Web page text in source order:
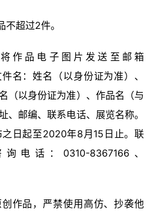
超过2件。
作品电子图片发送至邮箱
名：姓名（以身份证为准）、
（以身份证为准）、作品名（与
、邮编、联系电话、展览名称。
日起至2020年8月15日止。联
电话：0310-8367166、
作品，严禁使用高仿、抄袭他